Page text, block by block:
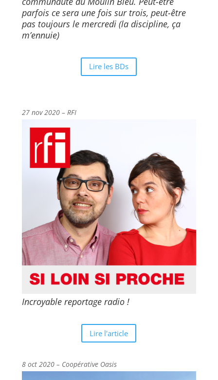
parfois ce sera une fois sur trois, peut-être
pas toujours le mercredi (la discipline, ça
m’ennuie)
Lire les BDs
27 nov 2020 – RFI
Incroyable reportage radio !
Lire l'article
8 oct 2020 – Coopérative Oasis